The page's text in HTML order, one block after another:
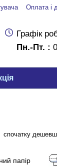
Оплата і
Графік
Пн.-Пт. :
спочатку
папір